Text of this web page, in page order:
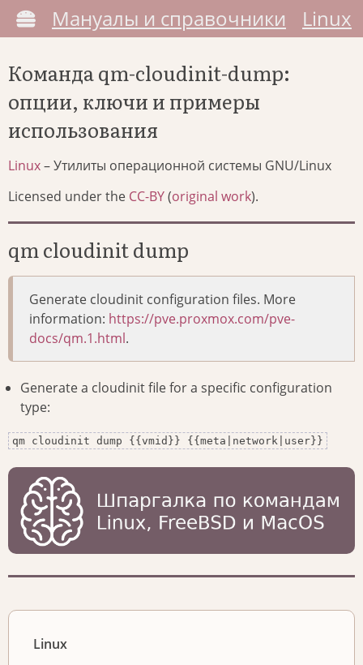
Мануалы и справочники Linux
Команда qm-cloudinit-dump:
опции, ключи и примеры
использования
Linux– Утилиты операционной системы GNU/Linux
Licensed under the CC-BY(original work).
qm cloudinit dump
Generate cloudinit configuration files. More
information: https://pve.proxmox.com/pve-
docs/qm.1.html.
Generate a cloudinit file for a specific configuration
type:
qm cloudinit dump {{vmid}} {{meta|network|user}}
Linux